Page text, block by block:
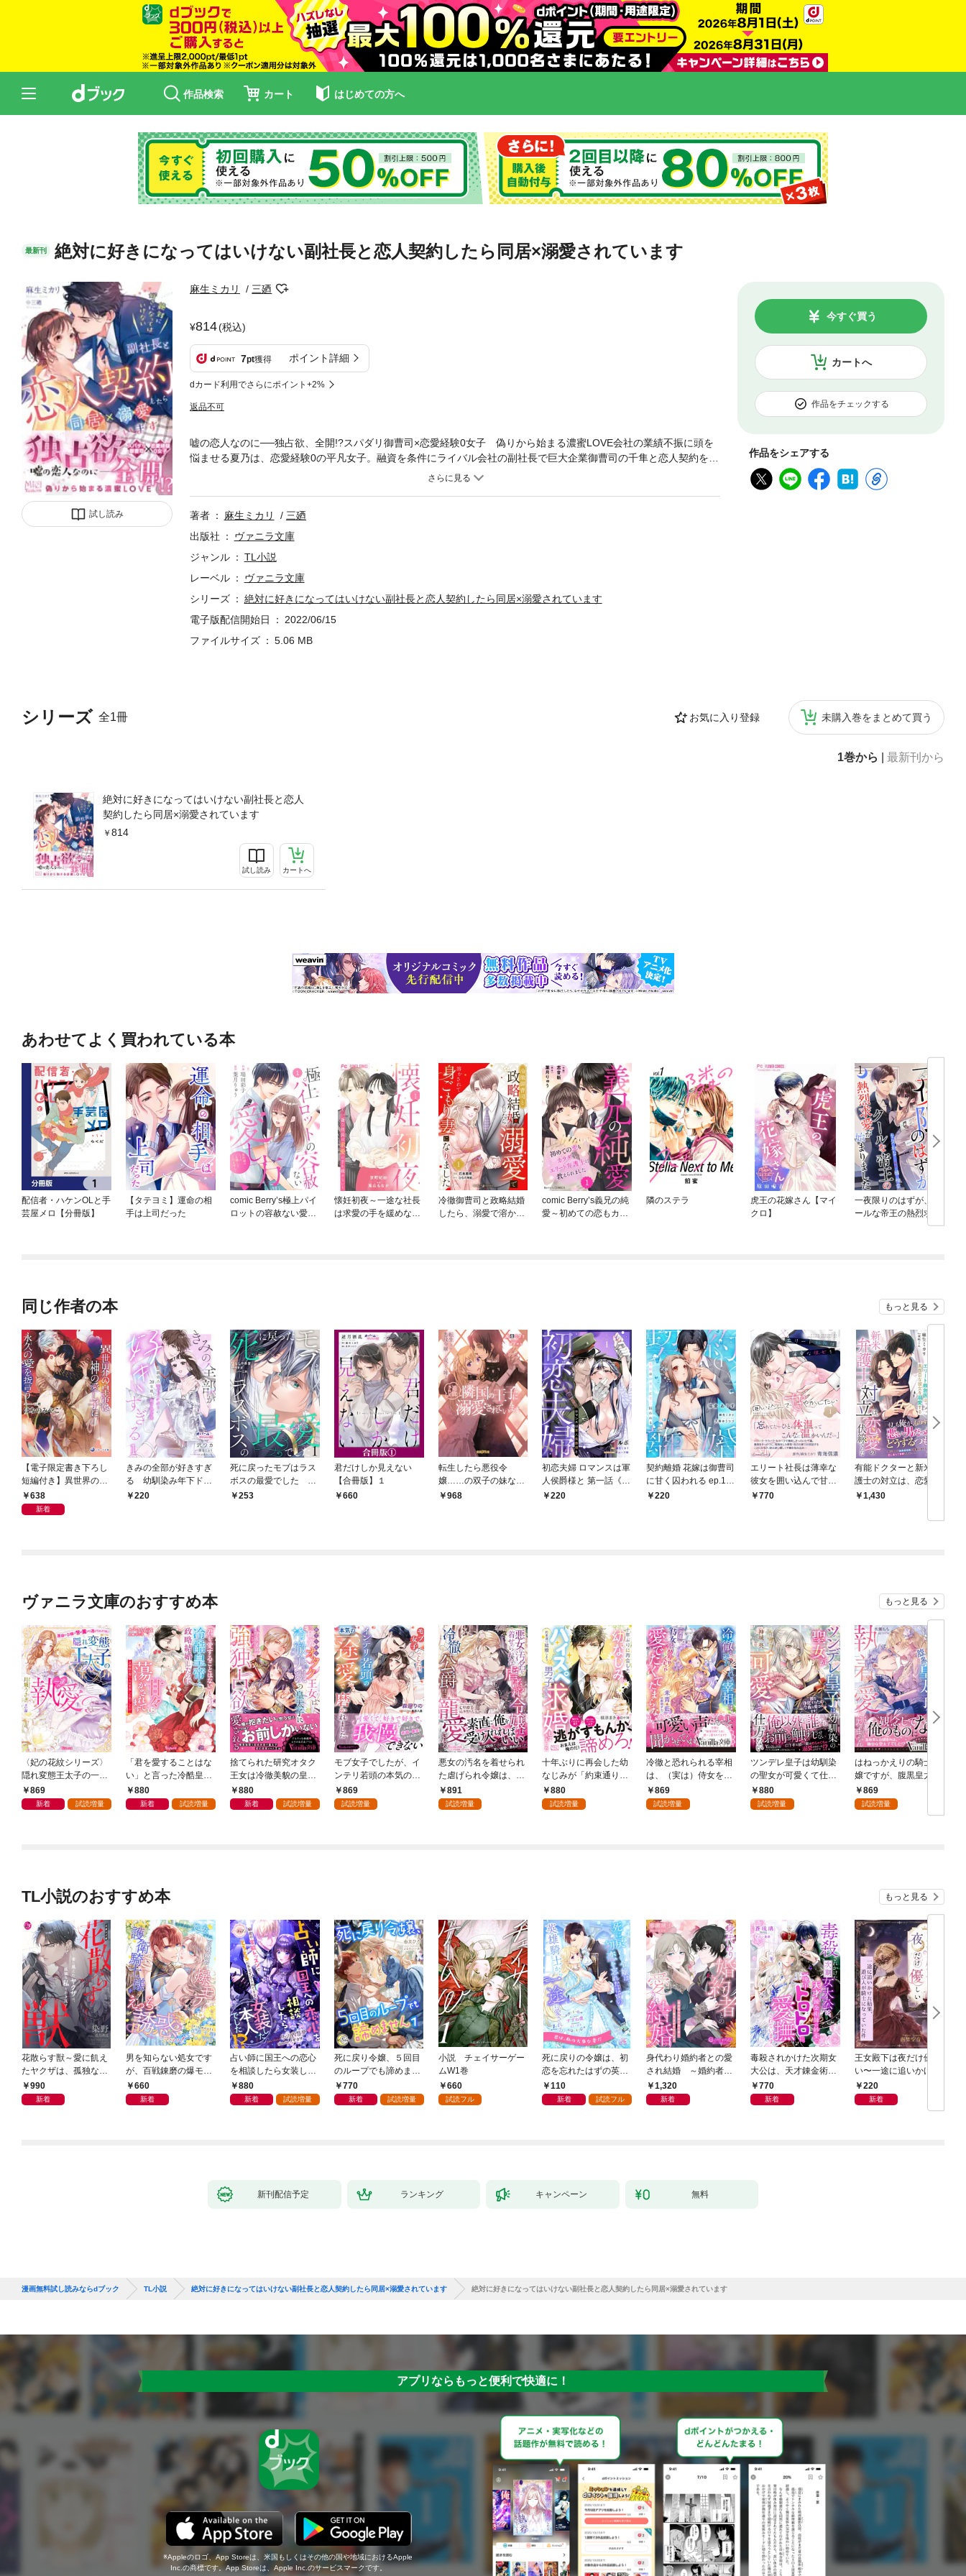
作品検索 カート はじめての方へ
最新刊 絶対に好きになってはいけない副社長と恋人契約したら同居×溺愛されています
試し読み
麻生ミカリ 三廼
814(税込)
7pt獲得 ポイント詳細
dカード利用でさらにポイント+2%
返品不可
カートへ
今すぐ買う
作品をチェックする
作品をシェアする
シリーズ 全1冊 お気に入り登録 未購入巻をまとめて買う
1巻から 最新刊から
絶対に好きになってはいけない副社長と恋人
契約したら同居×溺愛されています
814
試し読み カートへ
嘘の恋人なのに──独占欲、全開!?スパダリ御曹司×恋愛経験0女子 偽りから始まる濃蜜LOVE会社の業績不振に頭を
悩ませる夏乃は、恋愛経験0の平凡女子。融資を条件にライバル会社の副社長で巨大企業御曹司の千隼と恋人契約を結
んだら、まるで本物の恋人のように甘やかされたり嫉妬されたり戸惑ってしまう。「きみを初めて奪うのは俺だよ」
著者 麻生ミカリ
三廼
出版社
ヴァニラ文庫
ジャンル
TL小説
レーベル
ヴァニラ文庫
シリーズ
絶対に好きになってはいけない副社長と恋人契約したら同居×溺愛されています
電子版配信開始日
2022/06/15
ファイルサイズ
5.06 MB
あわせてよく買われている本
配信者・ハケンOLと手
芸屋メロ【分冊版】
【タテヨミ】運命の相
手は上司だった
comic Berry’s極上パイ
ロットの容赦ない愛し
懐妊初夜～一途な社長
は求愛の手を緩めない
冷徹御曹司と政略結婚
したら、溺愛で溶かさ
comic Berry’s義兄の純
愛～初めての恋もカラ
隣のステラ
虎王の花嫁さん【マイ
クロ】
一夜限りのはずが、ク
ールな帝王の熱烈求愛
が始まりました【分冊
同じ作者の本 もっと見る
【電子限定書き下ろし
短編付き】異世界の皇
帝は神の愛し子に永久
の愛を誓う
638
新着
きみの全部が好きすぎ
る 幼馴染み年下ドク
ターの20年越し激甘執
220
死に戻ったモブはラス
ボスの最愛でした 第
1話253
君だけしか見えない
【合冊版】１
660
転生したら悪役令
嬢……の双子の妹なの
に追放されて隣国の王
968
初恋夫婦 ロマンスは軍
人侯爵様と 第一話《カ
ノンミア》
220
契約離婚 花嫁は御曹司
に甘く囚われる ep.1
《カノンミア》
220
エリート社長は薄幸な
彼女を囲い込んで甘や
かしたい 1
770
有能ドクターと新米弁
護士の対立は、恋愛の
伏線でした～エリート
1,430
ヴァニラ文庫のおすすめ本 もっと見る
〈妃の花紋シリーズ〉
隠れ変態王太子の一途
な執愛～運命の令嬢は
甘い罠から逃げられま
869
新着 試読増量
「君を愛することはな
い」と言った冷酷皇帝
と政略結婚したのに
甘々に蕩かされてます
880
新着 試読増量
捨てられた研究オタク
王女は冷徹美貌の皇太
子に強独占欲で愛され
る
880
新着 試読増量
モブ女子でしたが、イ
ンテリ若頭の本気の一
途愛で磨かれました
869
試読増量
悪女の汚名を着せられ
た虐げられ令嬢は、冷
徹公爵様に寵愛される
【SS付】
891
試読増量
十年ぶりに再会した幼
なじみが「約束通り結
婚しよう」とハイスペ
男子になって求婚して
880
試読増量
冷徹と恐れられる宰相
は、（実は）侍女をめ
ちゃくちゃ愛でたくて
たまらない
869
試読増量
ツンデレ皇子は幼馴染
の聖女が可愛くて仕方
ない～彼を浄化するた
め今夜も愛されます！
880
試読増量
はねっかえりの騎士令
嬢ですが、腹黒皇太子
の執着愛から逃げられ
ません
869
試読増量
TL小説のおすすめ本 もっと見る
花散らす獣～愛に飢え
たヤクザは、孤独な私
をかき乱す～
990
新着
男を知らない処女です
が、百戦錬磨の爆モテ
護衛騎士様をえっちに
誘惑してみます！
660
新着
占い師に国王への恋心
を相談したら女装した
本人でした！？ 秘密
の官能レッスンでとろ
880
新着 試読増量
死に戻り令嬢、５回目
のループでも諦めませ
ん１770
新着 試読増量
小説 チェイサーゲー
ムW1巻
660
試読フル
死に戻りの令嬢は、初
恋を忘れたはずの英雄
騎士から一途に愛され
る【１】
110
新着 試読フル
身代わり婚約者との愛
され結婚 ～婚約者の
代役で来た彼に甘い愛
を注がれています～
1,320
新着
毒殺されかけた次期女
大公は、天才錬金術師
の妙薬で一晩中トロト
ロに愛撫されています
770
新着
王女殿下は夜だけ優し
い〜一途に追いかけた
結果、遊び人が騎士に
なっていた件〜
220
新着
新刊配信予定 ランキング キャンペーン 無料
漫画無料試し読みならdブック TL小説 絶対に好きになってはいけない副社長と恋人契約したら同居×溺愛されています 絶対に好きになってはいけない副社長と恋人契約したら同居×溺愛されています
アプリならもっと便利で快適に！
Appleのロゴ、App Storeは、米国もしくはその他の国や地域におけるApple
Inc.の商標です。App Storeは、Apple Inc.のサービスマークです。